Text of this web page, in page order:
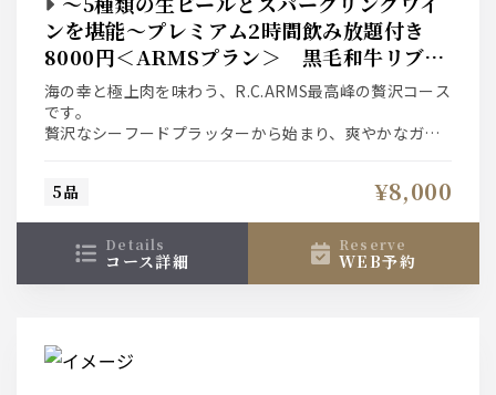
ンを堪能〜プレミアム2時間飲み放題付き
8000円＜ARMSプラン＞ 黒毛和牛リブロ
ース＆アワビのステーキとシーフードプラ
ッター
海の幸と極上肉を味わう、R.C.ARMS最高峰の贅沢コース
です。
贅沢なシーフードプラッターから始まり、爽やかなガー
メインは黒毛和牛とアワビが競演する至高のダブルステ
〆の爽やかなレモンクリームリガトーニまで、至福の美
食時間を。
5品 ¥8,000
details
コース詳細
reserve
WEB予約